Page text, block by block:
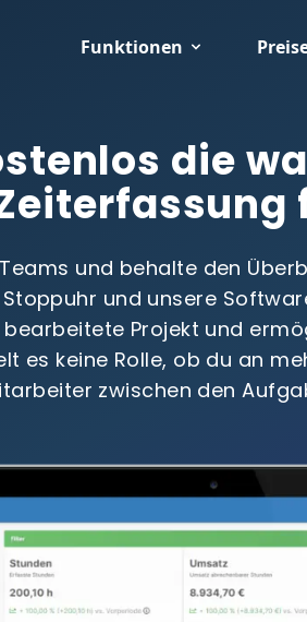
Funktionen
die
und behalte den
und unsere
Projekt und
es keine Rolle, ob du an
zwischen den